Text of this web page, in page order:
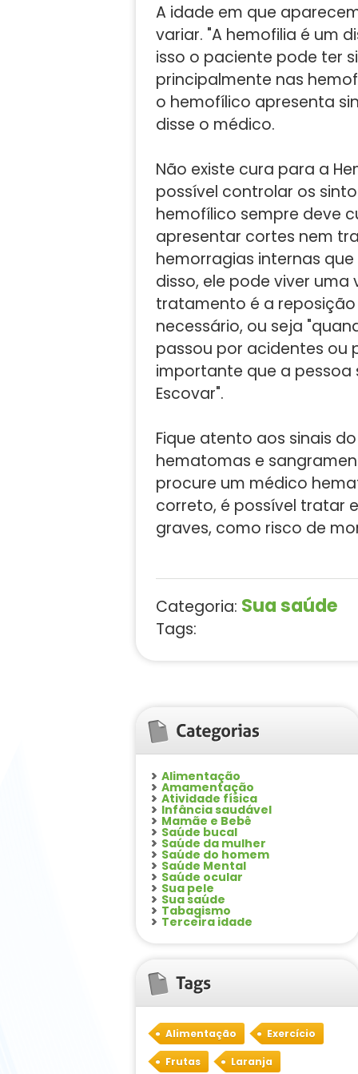
A idade em que
variar. "A hemofilia é um
isso o paciente pode ter
principalmente nas
o hemofílico apresenta
disse o médico.
Não existe cura para a
possível controlar os
hemofílico sempre deve
apresentar cortes nem
hemorragias internas
disso, ele pode viver uma
tratamento é a
necessário, ou seja
passou por acidentes ou
importante que a pessoa
Escovar".
Fique atento aos sinais
hematomas e
procure um médico
correto, é possível tratar
graves, como risco de
Categoria: Sua saúde
Tags:
Alimentação
Amamentação
Atividade física
Infância saudável
Mamãe e Bebê
Saúde bucal
Saúde da mulher
Saúde do homem
Saúde Mental
Saúde ocular
Sua pele
Sua saúde
Tabagismo
Terceira idade
Alimentação Exercício
Frutas Laranja